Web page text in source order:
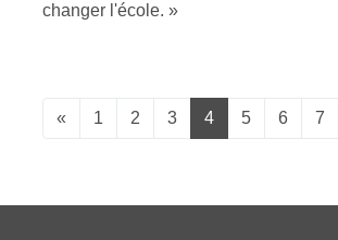
changer l'école. »
« 1 2 3 4 5 6 7